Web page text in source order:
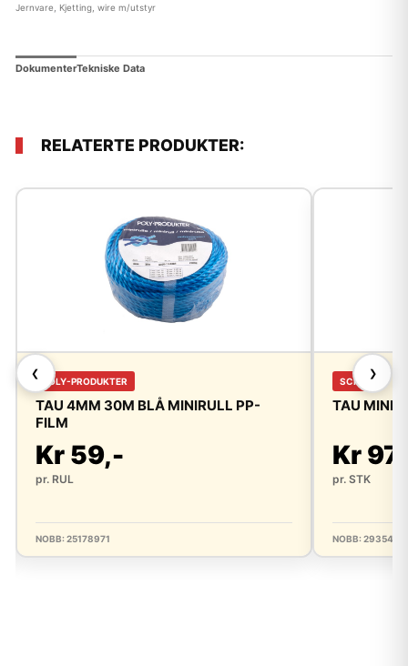
Jernvare
Kjetting, wire m/utstyr
DokumenterTekniske Data
RELATERTE PRODUKTER:
❮
POLY-PRODUKTER
TAU 4MM 30M BLÅ MINIRULL PP-
FILM
Kr 59,-
pr. RUL
NOBB: 25178971
SCHOU
TAU
Kr
pr. STK
NOBB:
❯